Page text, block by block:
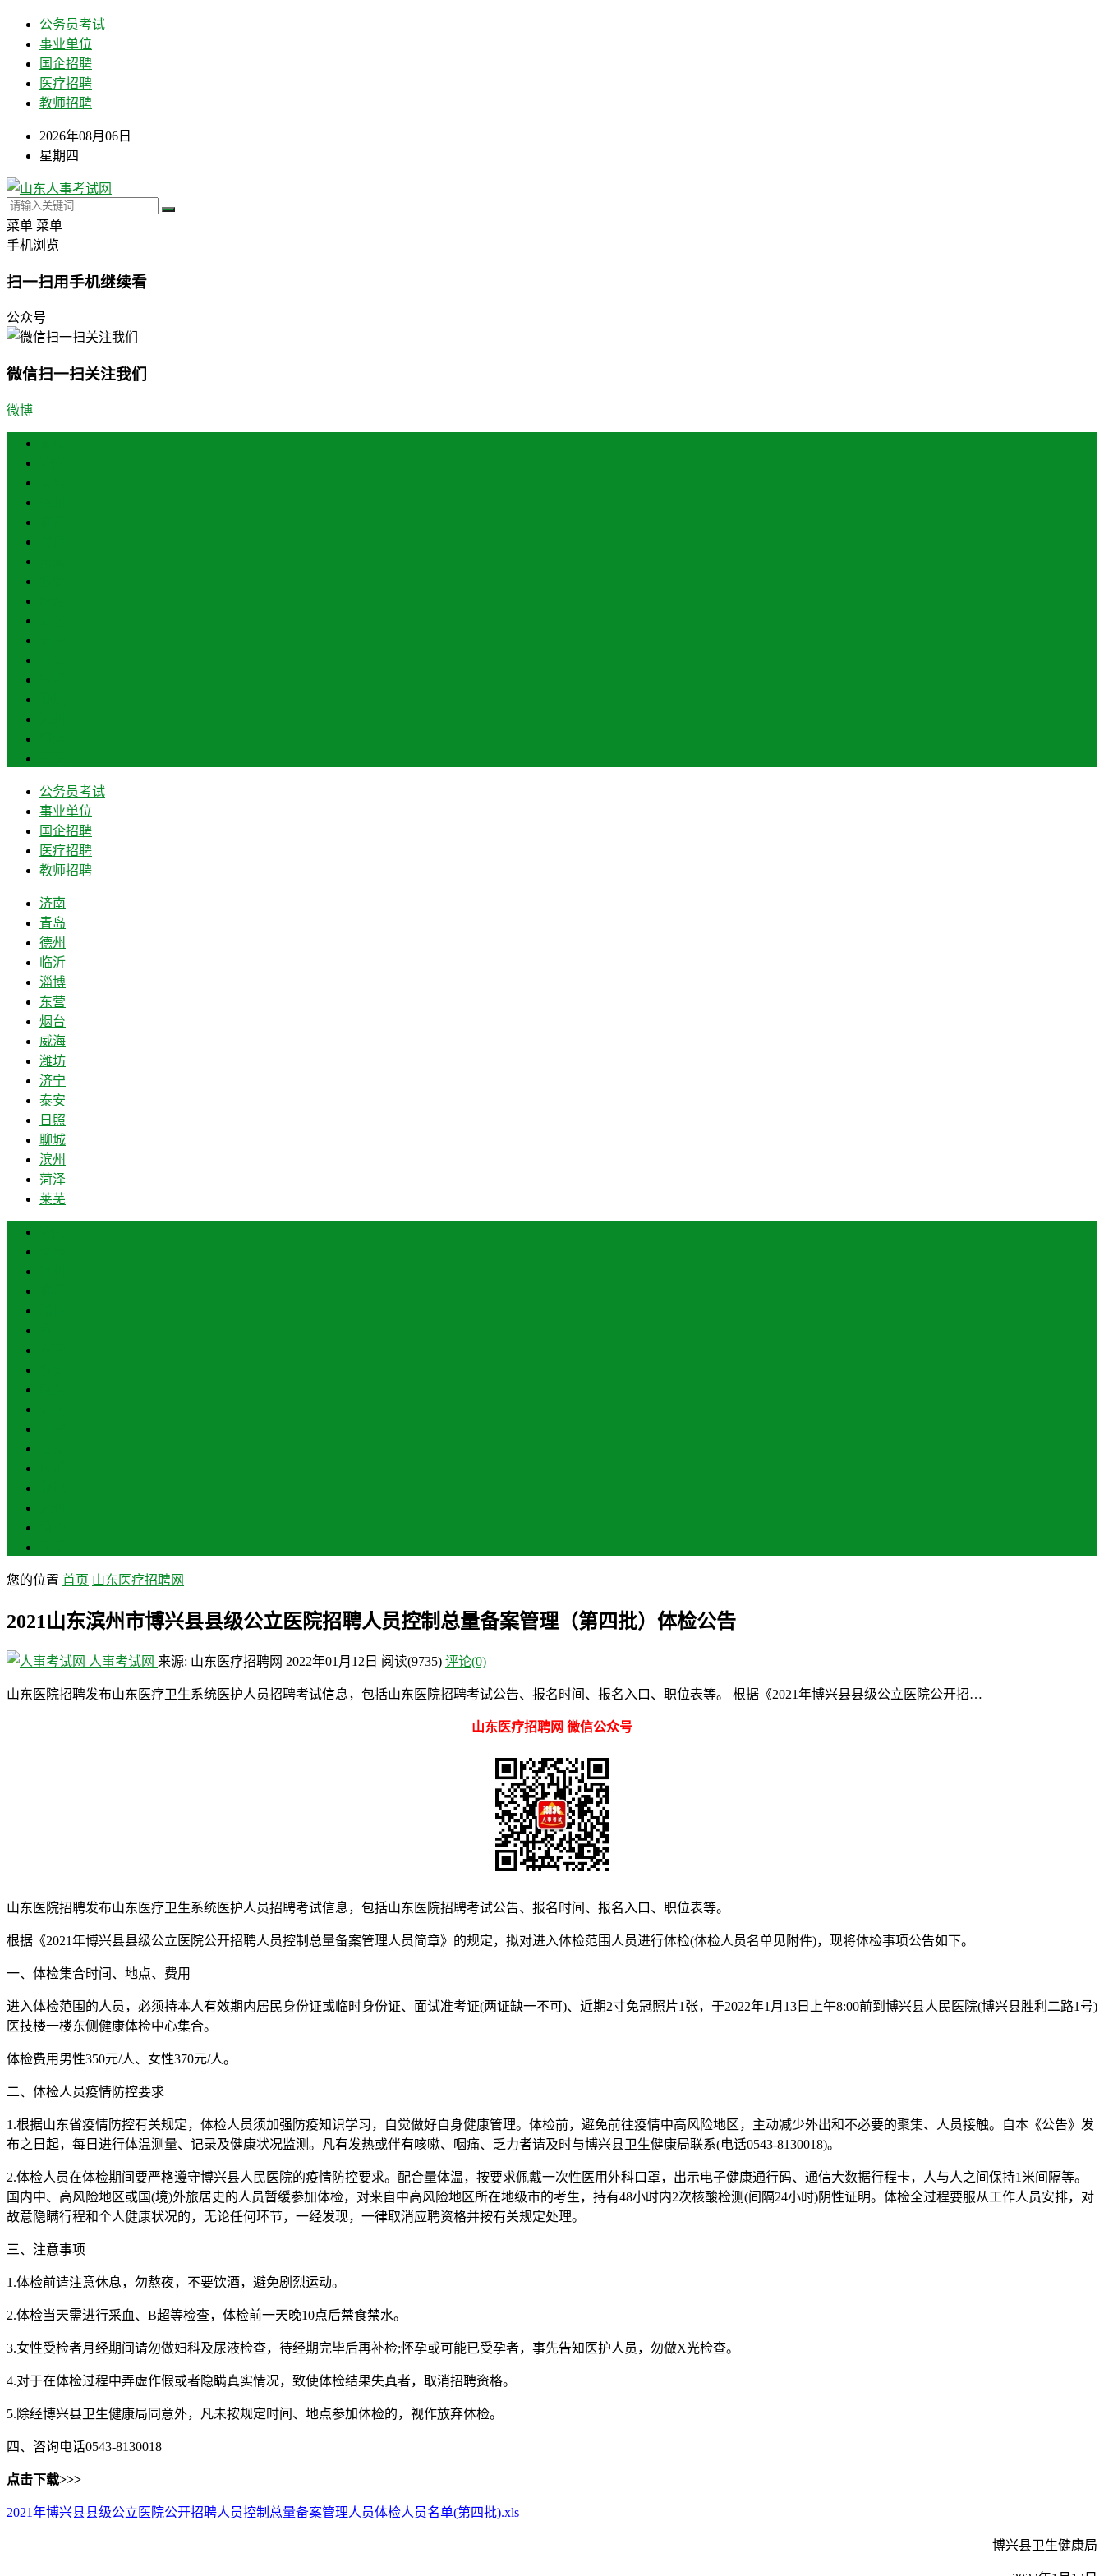
公务员考试
事业单位
国企招聘
医疗招聘
教师招聘
2026年08月06日
星期四
菜单 菜单
手机浏览
扫一扫用手机继续看
公众号
微信扫一扫关注我们
微博
公务员考试
事业单位
国企招聘
医疗招聘
教师招聘
济南
青岛
德州
临沂
淄博
东营
烟台
威海
潍坊
济宁
泰安
日照
聊城
滨州
菏泽
莱芜
您的位置 首页 山东医疗招聘网
2021山东滨州市博兴县县级公立医院招聘人员控制总量备案管理（第四批）体检公告
人事考试网 来源: 山东医疗招聘网 2022年01月12日 阅读(9735) 评论(0)
山东医院招聘发布山东医疗卫生系统医护人员招聘考试信息，包括山东医院招聘考试公告、报名时间、报名入口、职位表等。 根据《2021年博兴县县级公立医院公开招…
山东医疗招聘网 微信公众号
山东医院招聘发布山东医疗卫生系统医护人员招聘考试信息，包括山东医院招聘考试公告、报名时间、报名入口、职位表等。
根据《2021年博兴县县级公立医院公开招聘人员控制总量备案管理人员简章》的规定，拟对进入体检范围人员进行体检(体检人员名单见附件)，现将体检事项公告如下。
一、体检集合时间、地点、费用
进入体检范围的人员，必须持本人有效期内居民身份证或临时身份证、面试准考证(两证缺一不可)、近期2寸免冠照片1张，于2022年1月13日上午8:00前到博兴县人民医院(博兴县胜利二路1号)
医技楼一楼东侧健康体检中心集合。
体检费用男性350元/人、女性370元/人。
二、体检人员疫情防控要求
1.根据山东省疫情防控有关规定，体检人员须加强防疫知识学习，自觉做好自身健康管理。体检前，避免前往疫情中高风险地区，主动减少外出和不必要的聚集、人员接触。自本《公告》发
布之日起，每日进行体温测量、记录及健康状况监测。凡有发热或伴有咳嗽、咽痛、乏力者请及时与博兴县卫生健康局联系(电话0543-8130018)。
2.体检人员在体检期间要严格遵守博兴县人民医院的疫情防控要求。配合量体温，按要求佩戴一次性医用外科口罩，出示电子健康通行码、通信大数据行程卡，人与人之间保持1米间隔等。
国内中、高风险地区或国(境)外旅居史的人员暂缓参加体检，对来自中高风险地区所在地级市的考生，持有48小时内2次核酸检测(间隔24小时)阴性证明。体检全过程要服从工作人员安排，对
故意隐瞒行程和个人健康状况的，无论任何环节，一经发现，一律取消应聘资格并按有关规定处理。
三、注意事项
1.体检前请注意休息，勿熬夜，不要饮酒，避免剧烈运动。
2.体检当天需进行采血、B超等检查，体检前一天晚10点后禁食禁水。
3.女性受检者月经期间请勿做妇科及尿液检查，待经期完毕后再补检;怀孕或可能已受孕者，事先告知医护人员，勿做X光检查。
4.对于在体检过程中弄虚作假或者隐瞒真实情况，致使体检结果失真者，取消招聘资格。
5.除经博兴县卫生健康局同意外，凡未按规定时间、地点参加体检的，视作放弃体检。
四、咨询电话0543-8130018
点击下载>>>
2021年博兴县县级公立医院公开招聘人员控制总量备案管理人员体检人员名单(第四批).xls
博兴县卫生健康局